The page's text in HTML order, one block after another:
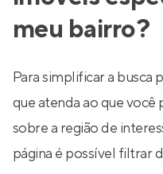
meu bairro?
Para simplificar a
que atenda ao que você
sobre a região de
página é possível filtrar